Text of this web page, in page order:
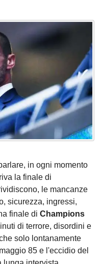
in ogni momento
la finale di
le mancanze
sicurezza, ingressi,
finale di Champions
di terrore, disordini e
solo lontanamente
85 e l'eccidio del